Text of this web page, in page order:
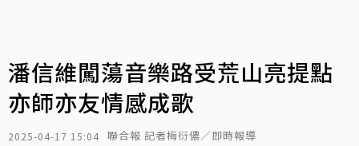
潘信維闖蕩音樂路受荒山亮提點
亦師亦友情感成歌
2025-04-17 15:04 聯合報 記者梅衍儂／即時報導